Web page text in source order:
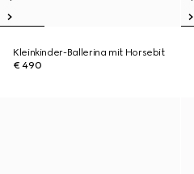
Kleinkinder-Ballerina mit Horsebit
€ 490